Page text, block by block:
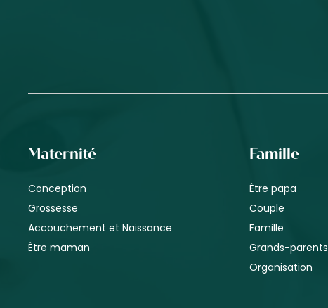
Maternité
Conception
Grossesse
Accouchement et Naissance
Être maman
Famille
Être papa
Couple
Famille
Grands-parents
Organisation